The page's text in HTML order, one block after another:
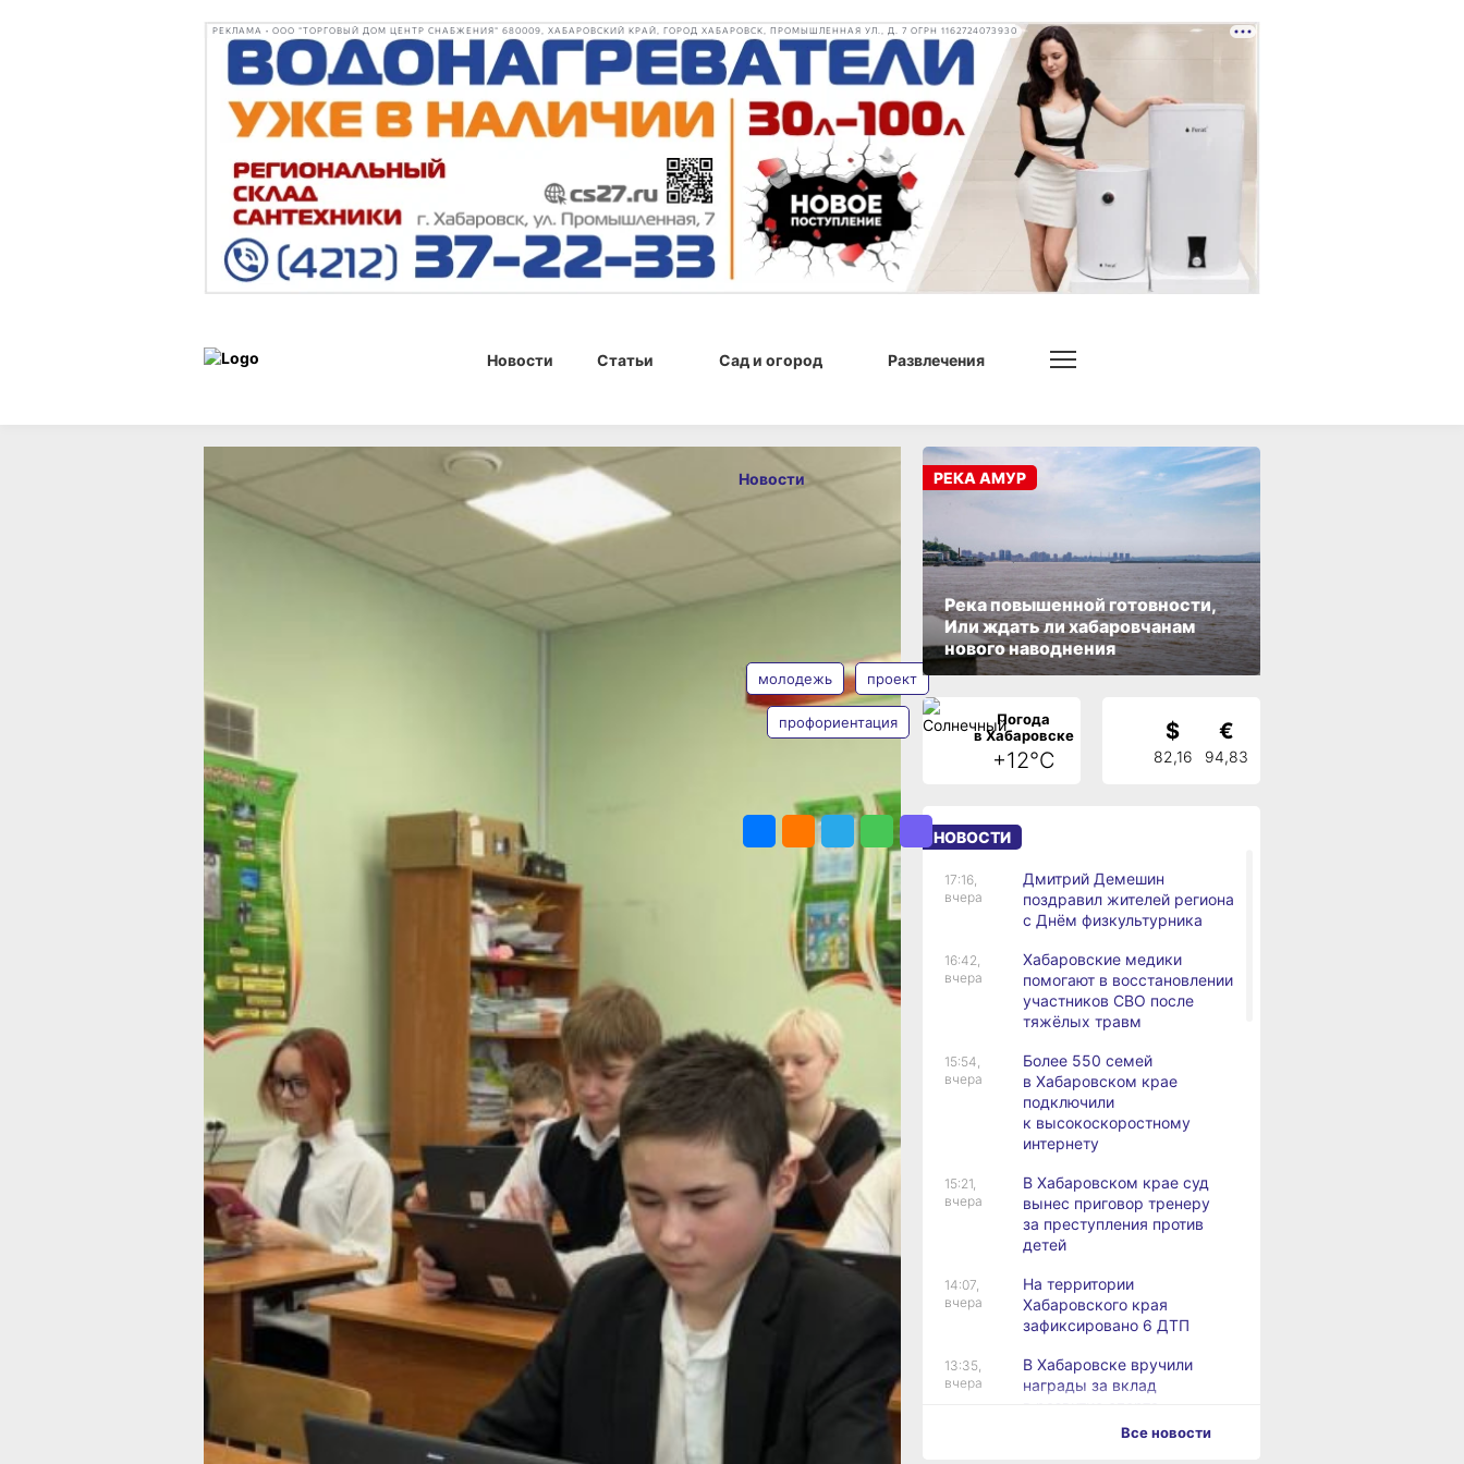
РЕКЛАМА • ООО "ТОРГОВЫЙ ДОМ ЦЕНТР СНАБЖЕНИЯ" 680009, ХАБАРОВСКИЙ КРАЙ, ГОРОД ХАБАРОВСК, ПРОМЫШЛЕННАЯ УЛ., Д. 7 ОГРН 1162724073930
Новости Статьи Сад и огород Развлечения
26 марта 2025 г., 20:43
В Хабаровском
крае стартовал
по профориентации
молодёжи
В регионе востребованы специалисты
в промышленности образовании,
здравоохранении, социальной сфере
Фото:пресс-служба комитета по труду и
занятости населения края
В Хабаровском крае запустили пилотный проект
по профориентации молодёжи в рамках
нацпроекта «Кадры», сообщили в пресс-службе
регионального правительства.
Хабаровский край стал одним из 11 регионов, где
запустили новую систему профессиональной
ориентации и распределения учащихся школ,
выпускников средних профессиональных
и высших учебных заведений, а также молодых
специалистов на конкретные предприятия
и организации. Как отметили в комитете по труду
и занятости населения края, это важный шаг
на пути к повышению качества подготовки кадров
и стабилизации ситуации на рынке труда
в регионе.
Для реализации проекта используется цифровая
платформа «Работа России». Здесь школьники
и студенты смогут определиться с профессией,
а также получат возможность пройти обучение
и найти работу.
«Каждый участник получит персональный
карьерный маршрут, учитывающий его
интересы», — сообщила и.о. директора центра
занятости населения региона Татьяна Рахманина,
Отмечается, что студенты, которые ещё не
определились с местом работы, смогут посетить
ярмарки вакансий, предприятия региона
с экскурсией, а также тренинги по составлению
резюме и подготовке к собеседованию.
Определившиеся смогут пройти мастер-классы
по развитию навыков общения и подготовки
Новости
26 марта 2025 г., 20:43
молодежь проект
профориентация
ПОДЕЛИТЬСЯ
Река повышенной готовности,
Или ждать ли хабаровчанам
нового наводнения
РЕКА АМУР
Погода
в Хабаровске
+12°C
$
82,16
€
94,83
НОВОСТИ
17:16,
вчера
Дмитрий Демешин
поздравил жителей региона
с Днём физкультурника
16:42,
вчера
Хабаровские медики
помогают в восстановлении
участников СВО после
тяжёлых травм
15:54,
вчера
Более 550 семей
в Хабаровском крае
подключили
к высокоскоростному
интернету
15:21,
вчера
В Хабаровском крае суд
вынес приговор тренеру
за преступления против
детей
14:07,
вчера
На территории
Хабаровского края
зафиксировано 6 ДТП
13:35,
вчера
В Хабаровске вручили
награды за вклад
Все новости